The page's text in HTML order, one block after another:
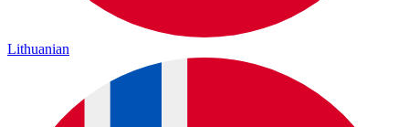
Lithuanian